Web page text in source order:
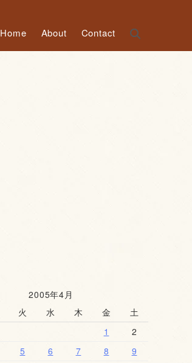
Home About Contact
2005年4月
火 水 木 金
土
1
2
5 6 7 8
9